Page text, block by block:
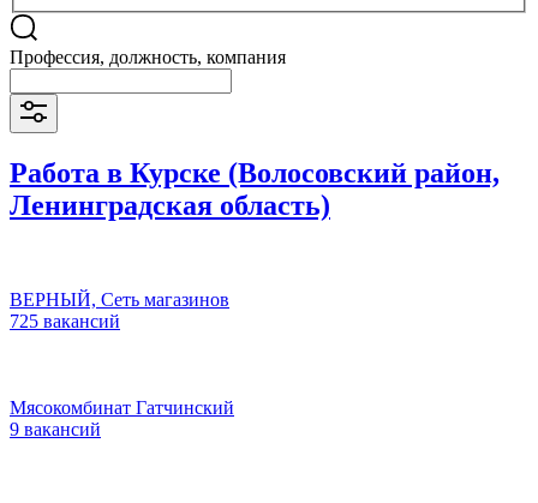
Профессия, должность, компания
Работа в Курске (Волосовский район,
Ленинградская область)
ВЕРНЫЙ, Сеть магазинов
725 вакансий
Мясокомбинат Гатчинский
9 вакансий